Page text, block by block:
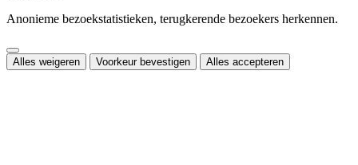
Anonieme bezoekstatistieken, terugkerende bezoekers herkennen.
Alles weigeren Voorkeur bevestigen Alles accepteren